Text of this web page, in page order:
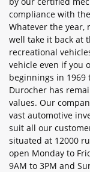
compliance with the
Whatever the year,
well take it back at
recreational
vehicle even if you
beginnings in 1969
Durocher has
values. Our
vast automotive
suit all our
situated at 12000
open Monday to
9AM to 3PM and